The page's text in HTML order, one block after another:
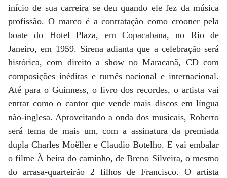
início de sua carreira se deu quando ele fez da música
profissão. O marco é a contratação como crooner pela
boate do Hotel Plaza, em Copacabana, no Rio de
Janeiro, em 1959. Sirena adianta que a celebração será
histórica, com direito a show no Maracanã, CD com
composições inéditas e turnês nacional e internacional.
Até para o Guinness, o livro dos recordes, o artista vai
entrar como o cantor que vende mais discos em língua
não-inglesa. Aproveitando a onda dos musicais, Roberto
será tema de mais um, com a assinatura da premiada
dupla Charles Moëller e Claudio Botelho. E vai embalar
o filme À beira do caminho, de Breno Silveira, o mesmo
do arrasa-quarteirão 2 filhos de Francisco. O artista